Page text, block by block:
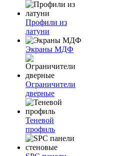
Профили из
латуни
Экраны МДФ
Ограничители
дверные
Теневой
профиль